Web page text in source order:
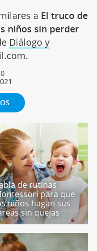
a El truco de
niños sin perder
Diálogo y
de rutinas
para que
niños hagan sus
sin quejas